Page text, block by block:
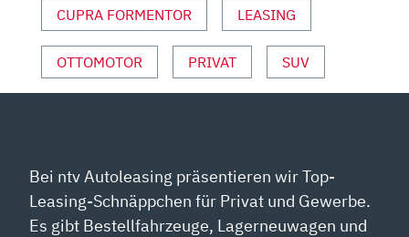
CUPRA FORMENTOR LEASING
OTTOMOTOR PRIVAT SUV
Bei ntv Autoleasing präsentieren wir Top-
Leasing-Schnäppchen für Privat und Gewerbe.
Es gibt Bestellfahrzeuge, Lagerneuwagen und